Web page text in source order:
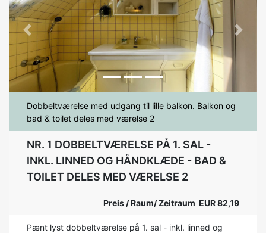
Previous Next
Dobbeltværelse med udgang til lille balkon. Balkon og
bad & toilet deles med værelse 2
NR. 1 DOBBELTVÆRELSE PÅ 1. SAL -
INKL. LINNED OG HÅNDKLÆDE - BAD &
TOILET DELES MED VÆRELSE 2
Preis / Raum/ Zeitraum EUR 82,19
Pænt lyst dobbeltværelse på 1. sal - inkl. linned og